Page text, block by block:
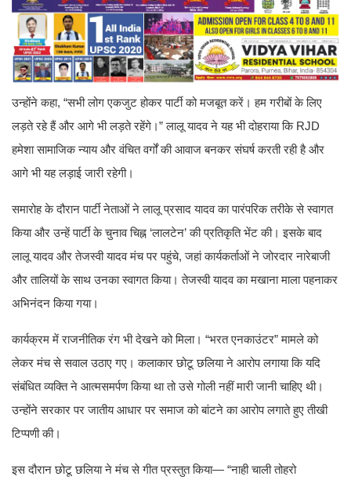
उन्होंने कहा, “सभी लोग एकजुट होकर पार्टी को मजबूत करें। हम गरीबों के लिए
लड़ते रहे हैं और आगे भी लड़ते रहेंगे।” लालू यादव ने यह भी दोहराया कि RJD
हमेशा सामाजिक न्याय और वंचित वर्गों की आवाज बनकर संघर्ष करती रही है और
आगे भी यह लड़ाई जारी रहेगी।
समारोह के दौरान पार्टी नेताओं ने लालू प्रसाद यादव का पारंपरिक तरीके से स्वागत
किया और उन्हें पार्टी के चुनाव चिह्न ‘लालटेन’ की प्रतिकृति भेंट की। इसके बाद
लालू यादव और तेजस्वी यादव मंच पर पहुंचे, जहां कार्यकर्ताओं ने जोरदार नारेबाजी
और तालियों के साथ उनका स्वागत किया। तेजस्वी यादव का मखाना माला पहनाकर
अभिनंदन किया गया।
कार्यक्रम में राजनीतिक रंग भी देखने को मिला। “भरत एनकाउंटर” मामले को
लेकर मंच से सवाल उठाए गए। कलाकार छोटू छलिया ने आरोप लगाया कि यदि
संबंधित व्यक्ति ने आत्मसमर्पण किया था तो उसे गोली नहीं मारी जानी चाहिए थी।
उन्होंने सरकार पर जातीय आधार पर समाज को बांटने का आरोप लगाते हुए तीखी
टिप्पणी की।
इस दौरान छोटू छलिया ने मंच से गीत प्रस्तुत किया— “नाही चाली तोहरो